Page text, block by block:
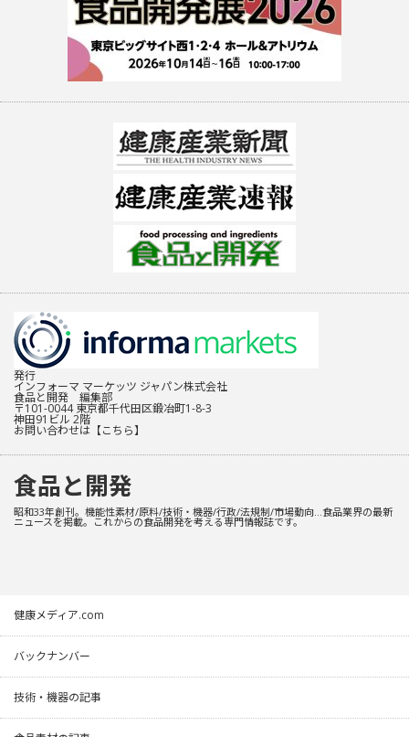
発行
インフォーマ マーケッツ ジャパン株式会社
食品と開発 編集部
〒101-0044 東京都千代田区鍛冶町1-8-3
神田91ビル 2階
お問い合わせは 【こちら】
食品と開発
昭和33年創刊。機能性素材/原料/技術・機器/行政/法規制/市場動向…食品業界の最新
ニュースを掲載。これからの食品開発を考える専門情報誌です。
健康メディア.com
バックナンバー
技術・機器の記事